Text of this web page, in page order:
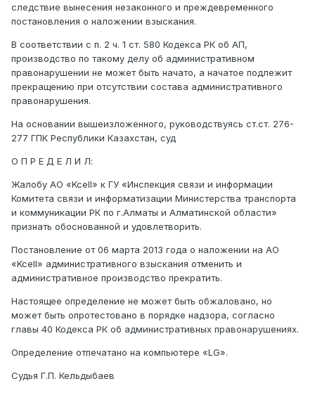
следствие вынесения незаконного и преждевременного
постановления о наложении взыскания.
В соответствии с п. 2 ч. 1 ст. 580 Кодекса РК об АП,
производство по такому делу об административном
правонарушении не может быть начато, а начатое подлежит
прекращению при отсутствии состава административного
правонарушения.
На основании вышеизложенного, руководствуясь ст.ст. 276-
277 ГПК Республики Казахстан, суд
О П Р Е Д Е Л И Л:
Жалобу АО «Kcell» к ГУ «Инспекция связи и информации
Комитета связи и информатизации Министерства транспорта
и коммуникации РК по г.Алматы и Алматинской области»
признать обоснованной и удовлетворить.
Постановление от 06 марта 2013 года о наложении на АО
«Kcell» административного взыскания отменить и
административное производство прекратить.
Настоящее определение не может быть обжаловано, но
может быть опротестовано в порядке надзора, согласно
главы 40 Кодекса РК об административных правонарушениях.
Определение отпечатано на компьютере «LG».
Судья Г.П. Кельдыбаев